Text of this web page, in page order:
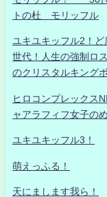
トの杜 モリッフル
ユキユキッフル2！
世代！人生の強制ロ
のクリスタルキング
ヒロコンプレックス
ャアラフィフ女子の
ユキユキッフル3！
萌えっふる！
天にまします我ら！